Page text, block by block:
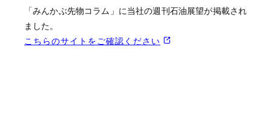
「みんかぶ先物コラム」に当社の週刊石油展望が掲載され
ました。
こちらのサイトをご確認ください